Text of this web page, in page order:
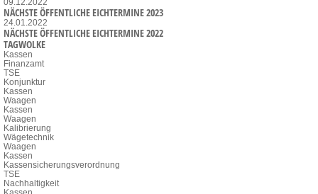
09.12.2022
NÄCHSTE ÖFFENTLICHE EICHTERMINE 2023
24.01.2022
NÄCHSTE ÖFFENTLICHE EICHTERMINE 2022
TAGWOLKE
Kassen
Finanzamt
TSE
Konjunktur
Kassen
Waagen
Kassen
Waagen
Kalibrierung
Wägetechnik
Waagen
Kassen
Kassensicherungsverordnung
TSE
Nachhaltigkeit